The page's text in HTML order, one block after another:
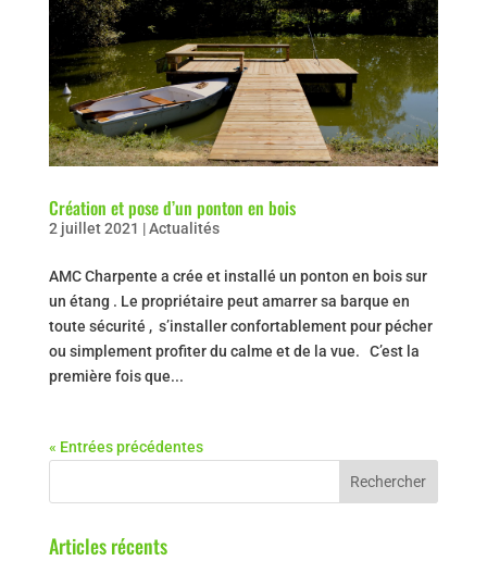
Création et pose d’un ponton en bois
2 juillet 2021 |Actualités
AMC Charpente a crée et installé un ponton en bois sur
un étang . Le propriétaire peut amarrer sa barque en
toute sécurité , s’installer confortablement pour pécher
ou simplement profiter du calme et de la vue. C’est la
première fois que...
« Entrées précédentes
Articles récents